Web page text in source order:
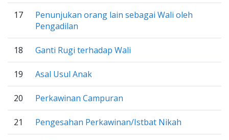
17
Penunjukan orang lain sebagai Wali oleh
Pengadilan
18 Ganti Rugi terhadap Wali
19 Asal Usul Anak
20 Perkawinan Campuran
21 Pengesahan Perkawinan/Istbat Nikah